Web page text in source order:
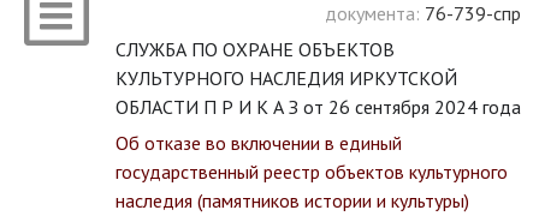
документа: 76-739-спр
СЛУЖБА ПО ОХРАНЕ ОБЪЕКТОВ
КУЛЬТУРНОГО НАСЛЕДИЯ ИРКУТСКОЙ
ОБЛАСТИ П Р И К А З от 26 сентября 2024 года
Об отказе во включении в единый
государственный реестр объектов культурного
наследия (памятников истории и культуры)